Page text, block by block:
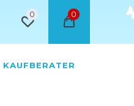
0 0
KAUFBERATER